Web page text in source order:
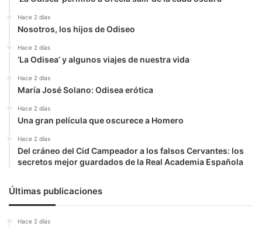
Hace 2 días
Nosotros, los hijos de Odiseo
Hace 2 días
‘La Odisea’ y algunos viajes de nuestra vida
Hace 2 días
María José Solano: Odisea erótica
Hace 2 días
Una gran película que oscurece a Homero
Hace 2 días
Del cráneo del Cid Campeador a los falsos Cervantes: los
secretos mejor guardados de la Real Academia Española
Últimas publicaciones
Hace 2 días